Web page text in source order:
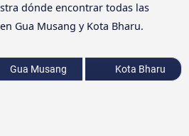
dónde encontrar todas las
Gua Musang y Kota Bharu.
Gua Musang Kota Bharu